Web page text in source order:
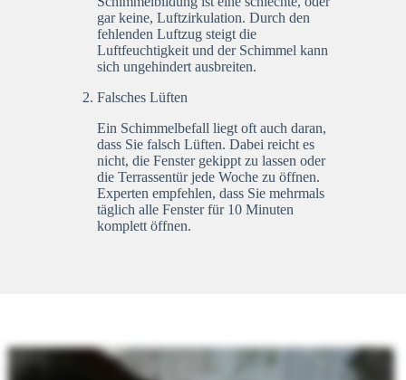
gar keine, Luftzirkulation. Durch den
fehlenden Luftzug steigt die
Luftfeuchtigkeit und der Schimmel kann
sich ungehindert ausbreiten.
Falsches Lüften
Ein Schimmelbefall liegt oft auch daran,
dass Sie falsch Lüften. Dabei reicht es
nicht, die Fenster gekippt zu lassen oder
die Terrassentür jede Woche zu öffnen.
Experten empfehlen, dass Sie mehrmals
täglich alle Fenster für 10 Minuten
komplett öffnen.